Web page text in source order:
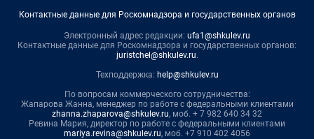
Контактные данные для Роскомнадзора и государственных органов
Электронный адрес редакции: ufa1@shkulev.ru
Контактные данные для Роскомнадзора и государственных органов:
juristchel@shkulev.ru.
Техподдержка: help@shkulev.ru
По вопросам коммерческого сотрудничества:
Жапарова Жанна, менеджер по работе с федеральными клиентами
zhanna.zhaparova@shkulev.ru, моб. + 7 982 640 34 32
Ревина Мария, директор по работе с федеральными клиентами
mariya.revina@shkulev.ru, моб. +7 910 402 4056